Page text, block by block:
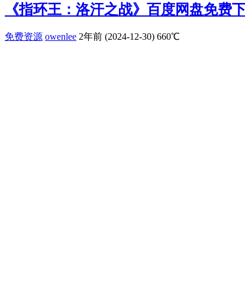
《指环王：洛汗之战》百度网盘免费
免费资源 owenlee 2年前 (2024-12-30) 660℃